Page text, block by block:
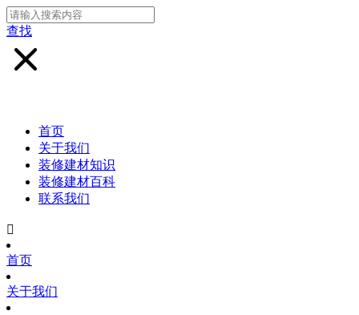
查找
首页
关于我们
装修建材知识
装修建材百科
联系我们

首页
关于我们